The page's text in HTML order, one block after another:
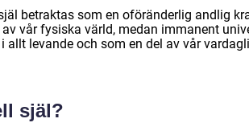
betraktas som en oföränderlig andlig
vår fysiska värld, medan immanent
allt levande och som en del av vår
själ?